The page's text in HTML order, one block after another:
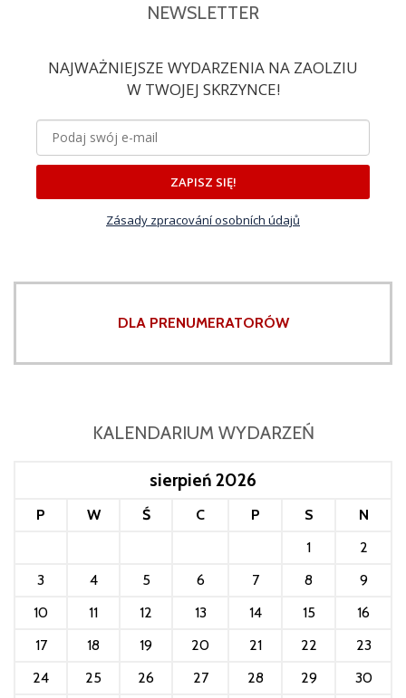
NEWSLETTER
NAJWAŻNIEJSZE WYDARZENIA NA ZAOLZIU
W TWOJEJ SKRZYNCE!
ZAPISZ SIĘ!
Zásady zpracování osobních údajů
DLA PRENUMERATORÓW
KALENDARIUM WYDARZEŃ
sierpień 2026
P W Ś C P S
N
1
2
3
4 5 6 7 8
9
10
11 12 13 14 15
16
17
18 19 20 21 22
23
24
25 26 27 28 29
30